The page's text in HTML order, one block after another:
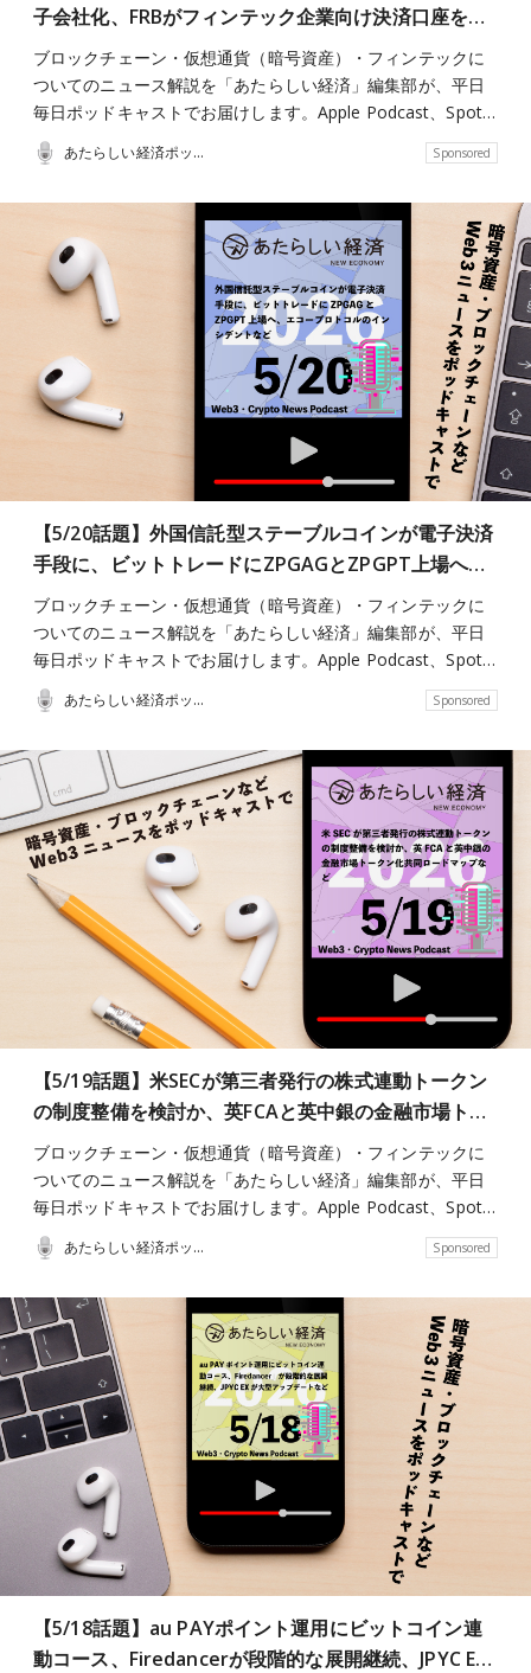
子会社化、FRBがフィンテック企業向け決済口座を…
ブロックチェーン・仮想通貨（暗号資産）・フィンテックに
ついてのニュース解説を「あたらしい経済」編集部が、平日
毎日ポッドキャストでお届けします。Apple Podcast、Spot…
あたらしい経済ポッドキャスト Sponsored
【5/20話題】外国信託型ステーブルコインが電子決済
手段に、ビットトレードにZPGAGとZPGPT上場へ…
ブロックチェーン・仮想通貨（暗号資産）・フィンテックに
ついてのニュース解説を「あたらしい経済」編集部が、平日
毎日ポッドキャストでお届けします。Apple Podcast、Spot…
あたらしい経済ポッドキャスト Sponsored
【5/19話題】米SECが第三者発行の株式連動トークン
の制度整備を検討か、英FCAと英中銀の金融市場ト…
ブロックチェーン・仮想通貨（暗号資産）・フィンテックに
ついてのニュース解説を「あたらしい経済」編集部が、平日
毎日ポッドキャストでお届けします。Apple Podcast、Spot…
あたらしい経済ポッドキャスト Sponsored
【5/18話題】au PAYポイント運用にビットコイン連
動コース、Firedancerが段階的な展開継続、JPYC E…